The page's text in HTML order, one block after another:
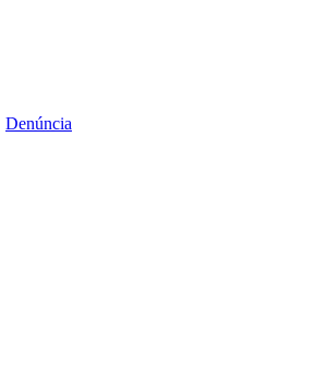
Denúncia